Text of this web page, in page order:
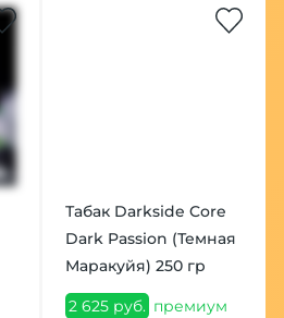
Табак Darkside Core
Dark Passion (Темная
Маракуйя) 250 гр
2 625 руб. премиум